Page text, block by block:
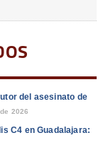
del asesinato de
2026
C4 en Guadalajara: